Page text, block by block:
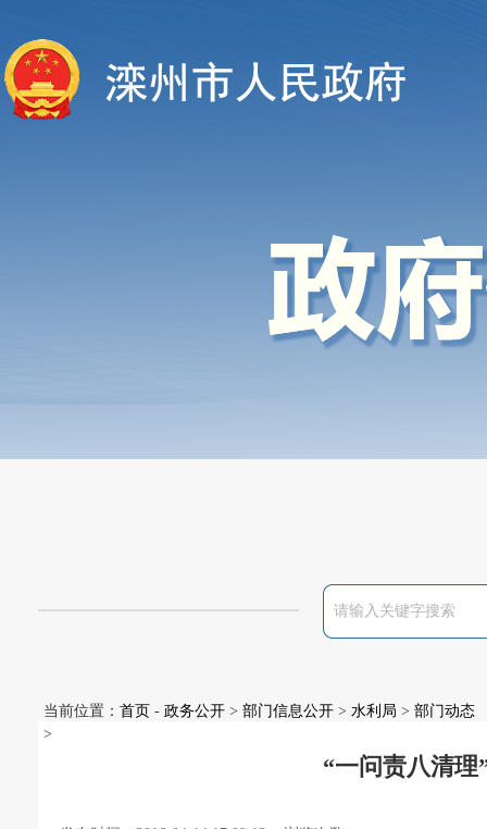
当前位置： 首页 - 政务公开 > 部门信息公开 > 水利局 > 部门动态
>
“一问责八清